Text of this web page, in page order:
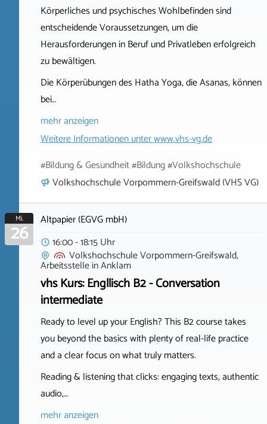
Körperliches und psychisches Wohlbefinden sind
entscheidende Voraussetzungen, um die
Herausforderungen in Beruf und Privatleben erfolgreich
zu bewältigen.
Die Körperübungen des Hatha Yoga, die Asanas, können
bei…
mehr anzeigen
Weitere Informationen unterwww.vhs-vg.de
#Bildung & Gesundheit #Bildung #Volkshochschule
Volkshochschule Vorpommern-Greifswald (VHS VG)
Mi.
26
Altpapier (EGVG mbH)
16:00 - 18:15 Uhr
Volkshochschule Vorpommern-Greifswald,
ArbeitsstelleinAnklam
vhs Kurs: Engllisch B2 - Conversation
intermediate
Ready to level up your English? This B2 course takes
you beyond the basics with plenty of real-life practice
and a clear focus on what truly matters.
Reading & listening that clicks: engaging texts, authentic
audio,…
mehr anzeigen